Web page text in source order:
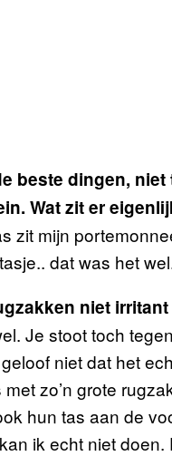
beste dingen, niet
Wat zit er
zit mijn
dat was het
niet
Je stoot toch
niet dat het
zo’n grote
hun tas aan de
ik echt niet doen.